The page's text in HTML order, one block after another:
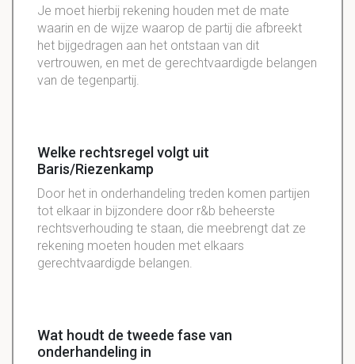
Je moet hierbij rekening houden met de mate
waarin en de wijze waarop de partij die afbreekt
het bijgedragen aan het ontstaan van dit
vertrouwen, en met de gerechtvaardigde belangen
van de tegenpartij.
Welke rechtsregel volgt uit
Baris/Riezenkamp
Door het in onderhandeling treden komen partijen
tot elkaar in bijzondere door r&b beheerste
rechtsverhouding te staan, die meebrengt dat ze
rekening moeten houden met elkaars
gerechtvaardigde belangen.
Wat houdt de tweede fase van
onderhandeling in